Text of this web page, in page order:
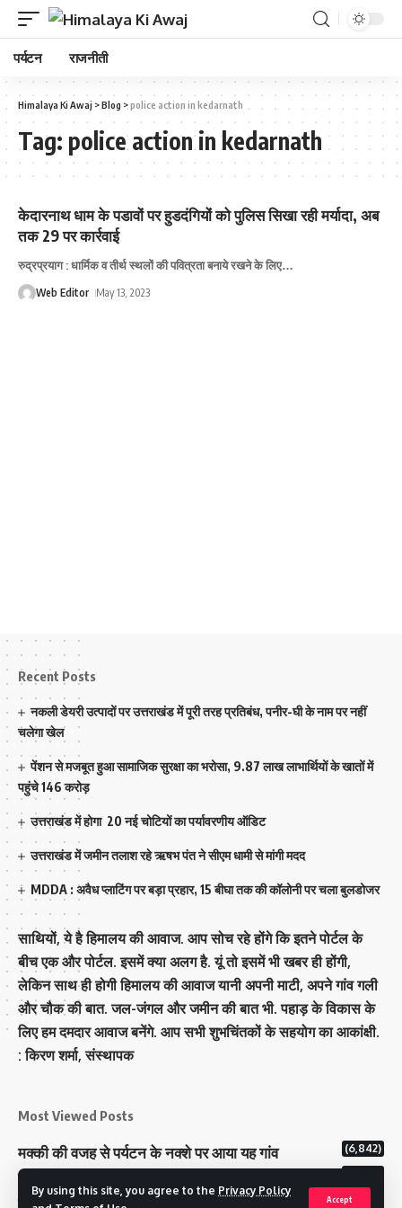
By using this site, you agree to the Privacy Policy
Accept
पर्यटन राजनीती
Himalaya Ki Awaj >Blog >police action in kedarnath
Tag: police action in kedarnath
केदारनाथ धाम के पडावों पर हुडदंगियोंं को पुलिस सिखा रही मर्यादा, अब
तक 29 पर कार्रवाई
रुद्रप्रयाग : धार्मिक व तीर्थ स्थलों की पवित्रता बनाये रखने के लिए…
Web Editor May 13, 2023
Recent Posts
नकली डेयरी उत्पादों पर उत्तराखंड में पूरी तरह प्रतिबंध, पनीर-घी के नाम पर नहीं
चलेगा खेल
पेंशन से मजबूत हुआ सामाजिक सुरक्षा का भरोसा, 9.87 लाख लाभार्थियों के खातों में
पहुंचे 146 करोड़
उत्तराखंड में होगा 20 नई चोटियों का पर्यावरणीय ऑडिट
उत्तराखंड में जमीन तलाश रहे ऋषभ पंत ने सीएम धामी से मांगी मदद
MDDA : अवैध प्लाटिंग पर बड़ा प्रहार, 15 बीघा तक की कॉलोनी पर चला बुलडोजर
साथियों, ये है हिमालय की आवाज. आप सोच रहे होंगे कि इतने पोर्टल के
बीच एक और पोर्टल. इसमें क्या अलग है. यूं तो इसमें भी खबर ही होंगी,
लेकिन साथ ही होगी हिमालय की आवाज यानी अपनी माटी, अपने गांव गली
और चौक की बात. जल-जंगल और जमीन की बात भी. पहाड़ के विकास के
लिए हम दमदार आवाज बनेंगे. आप सभी शुभचिंतकों के सहयोग का आकांक्षी.
: किरण शर्मा, संस्‍थापक
Most Viewed Posts
मक्‍की की वजह से पर्यटन के नक्‍शे पर आया यह गांव (6,842)
राज्य में 12 पी माइनस थ्री पोलिंग स्टेशन बनाए गए
टिहरी राजपरिवार के पास 200 करोड से अधिक की संपत्ति (5,180)